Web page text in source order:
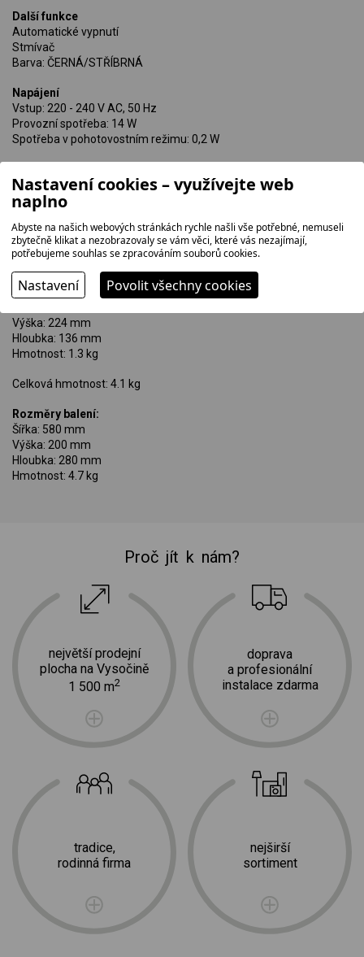
Další funkce
Automatické vypnutí
Stmívač
Barva: ČERNÁ/STŘÍBRNÁ
Napájení
Vstup: 220 - 240 V AC, 50 Hz
Provozní spotřeba: 14 W
Spotřeba v pohotovostním režimu: 0,2 W
Rozměry základní jednotky:
Šířka: 184 mm
Výška: 123 mm
Hloubka: 228 mm
Hmotnost: 1.1 kg
Rozměry repro:
Výška: 224 mm
Hloubka: 136 mm
Hmotnost: 1.3 kg
Celková hmotnost: 4.1 kg
Rozměry balení:
Šířka: 580 mm
Výška: 200 mm
Hloubka: 280 mm
Hmotnost: 4.7 kg
Proč jít k nám?
největší prodejní
plocha na Vysočině
1 500 m2
tradice,
rodinná firma
doprava
a profesionální
instalace zdarma
nejširší
sortiment
Nastavení cookies – využívejte web
naplno
Abyste na našich webových stránkách rychle našli vše potřebné, nemuseli
zbytečně klikat a nezobrazovaly se vám věci, které vás nezajímají,
potřebujeme souhlas se zpracováním souborů cookies.
Nastavení Povolit všechny cookies